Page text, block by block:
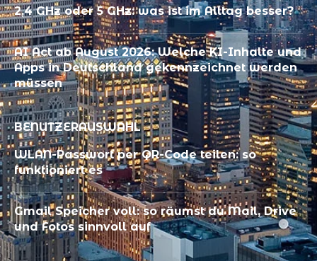
2,4 GHz oder 5 GHz: was ist im Alltag besser?
AI Act ab August 2026: Welche KI-Inhalte und
Apps in Deutschland gekennzeichnet werden
müssen
BENUTZERAUSWAHL
WLAN-Passwort per QR-Code teilen: so
funktioniert es
Gmail Speicher voll: so räumst du Mail, Drive
und Fotos sinnvoll auf